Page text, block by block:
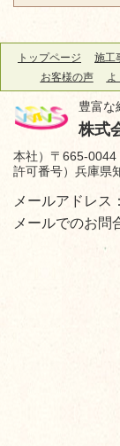
トップページ 施工
お客様の声
豊富な
株式
本社）〒665-
許可番号）兵庫県
メールアドレス
メールでのお問